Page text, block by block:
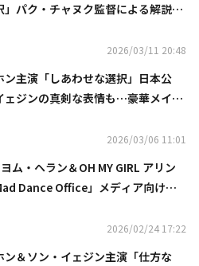
」パク・チャヌク監督による解説動
2026/03/11 20:48
ン主演「しあわせな選択」日本公
ェジンの真剣な表情も…豪華メイキ
2026/03/06 11:01
ヨム・ヘラン＆OH MY GIRL アリン
Dance Office」メディア向け試
2026/02/24 17:22
ン＆ソン・イェジン主演「仕方な